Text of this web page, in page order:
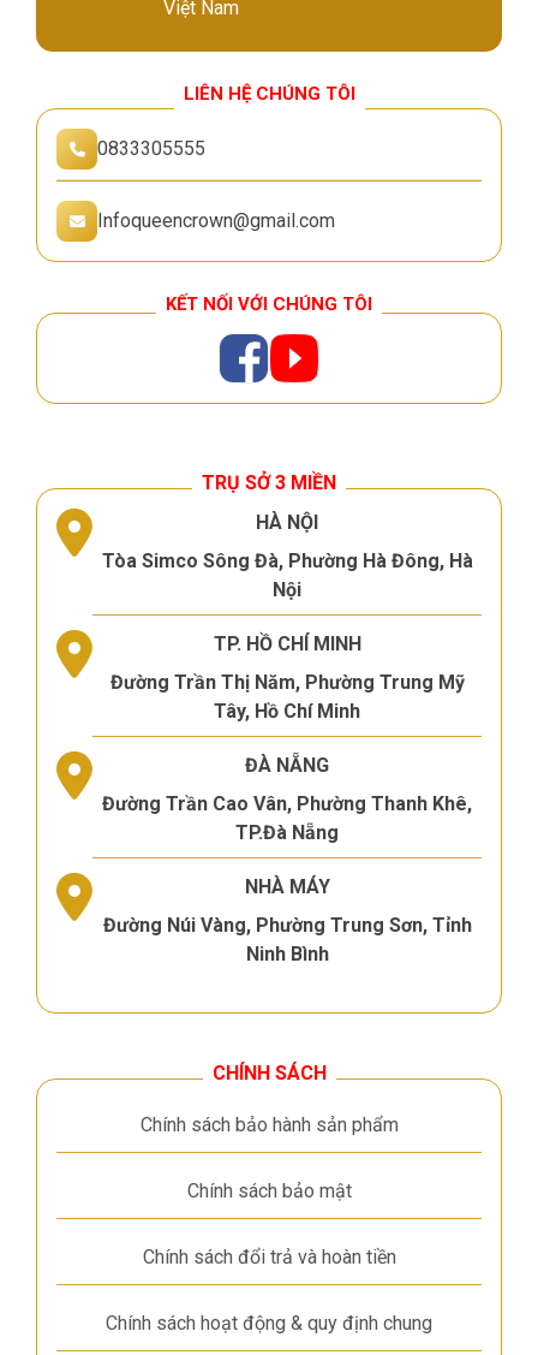
Việt Nam
LIÊN HỆ CHÚNG TÔI
0833305555
Infoqueencrown@gmail.com
KẾT NỐI VỚI CHÚNG TÔI
TRỤ SỞ 3 MIỀN
HÀ NỘI
Tòa Simco Sông Đà, Phường Hà Đông, Hà
Nội
TP. HỒ CHÍ MINH
Đường Trần Thị Năm, Phường Trung Mỹ
Tây, Hồ Chí Minh
ĐÀ NẴNG
Đường Trần Cao Vân, Phường Thanh Khê,
TP.Đà Nẵng
NHÀ MÁY
Đường Núi Vàng, Phường Trung Sơn, Tỉnh
Ninh Bình
CHÍNH SÁCH
Chính sách bảo hành sản phẩm
Chính sách bảo mật
Chính sách đổi trả và hoàn tiền
Chính sách hoạt động & quy định chung